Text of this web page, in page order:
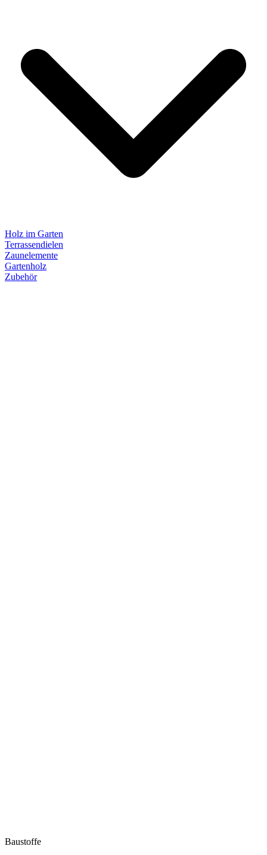
Holz im Garten
Terrassendielen
Zaunelemente
Gartenholz
Zubehör
Baustoffe